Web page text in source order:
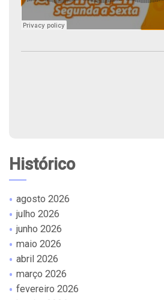
Histórico
agosto 2026
julho 2026
junho 2026
maio 2026
abril 2026
março 2026
fevereiro 2026